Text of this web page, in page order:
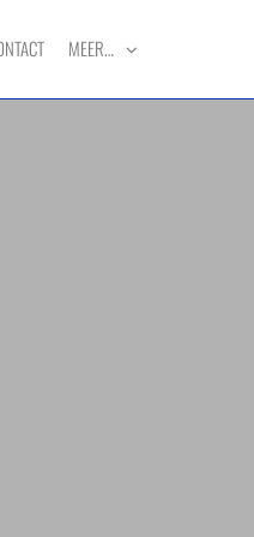
MEER…